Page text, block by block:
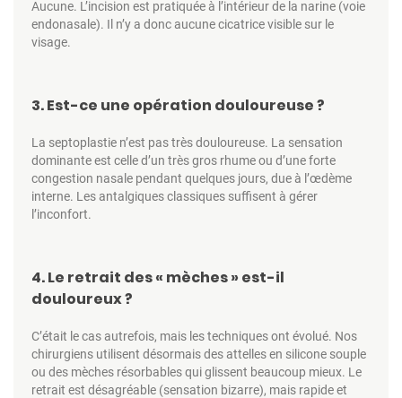
Aucune. L’incision est pratiquée à l’intérieur de la narine (voie
endonasale). Il n’y a donc aucune cicatrice visible sur le
visage.
3. Est-ce une opération douloureuse ?
La septoplastie n’est pas très douloureuse. La sensation
dominante est celle d’un très gros rhume ou d’une forte
congestion nasale pendant quelques jours, due à l’œdème
interne. Les antalgiques classiques suffisent à gérer
l’inconfort.
4. Le retrait des « mèches » est-il
douloureux ?
C’était le cas autrefois, mais les techniques ont évolué. Nos
chirurgiens utilisent désormais des attelles en silicone souple
ou des mèches résorbables qui glissent beaucoup mieux. Le
retrait est désagréable (sensation bizarre), mais rapide et